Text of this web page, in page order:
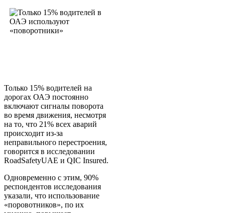
Только 15% водителей на
дорогах ОАЭ постоянно
включают сигналы поворота
во время движения, несмотря
на то, что 21% всех аварий
происходит из-за
неправильного перестроения,
говорится в исследовании
RoadSafetyUAE и QIC Insured.
Одновременно с этим, 90%
респондентов исследования
указали, что использование
«поровотников», по их